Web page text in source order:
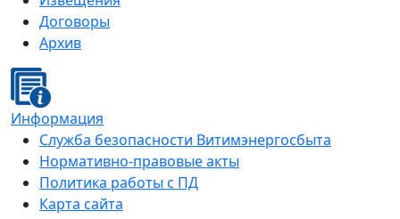
Договоры
Архив
Информация
Служба безопасности Витимэнергосбыта
Нормативно-правовые акты
Политика работы с ПД
Карта сайта